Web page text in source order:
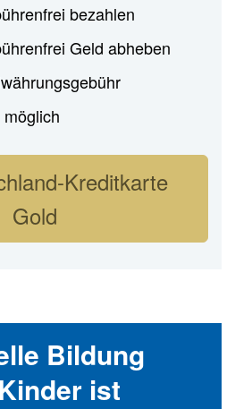
bezahlen
Geld abheben
Kreditkarte
Gold
Bildung
ist